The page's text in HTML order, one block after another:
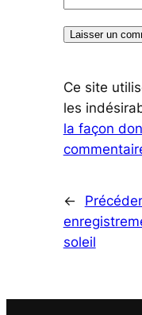
Ce site
les
la façon
←
soleil